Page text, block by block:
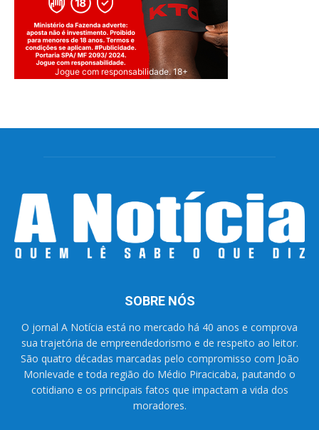
Jogue com responsabilidade. 18+
SOBRE NÓS
O jornal A Notícia está no mercado há 40 anos e comprova
sua trajetória de empreendedorismo e de respeito ao leitor.
São quatro décadas marcadas pelo compromisso com João
Monlevade e toda região do Médio Piracicaba, pautando o
cotidiano e os principais fatos que impactam a vida dos
moradores.